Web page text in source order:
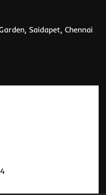
Saidapet, Chennai